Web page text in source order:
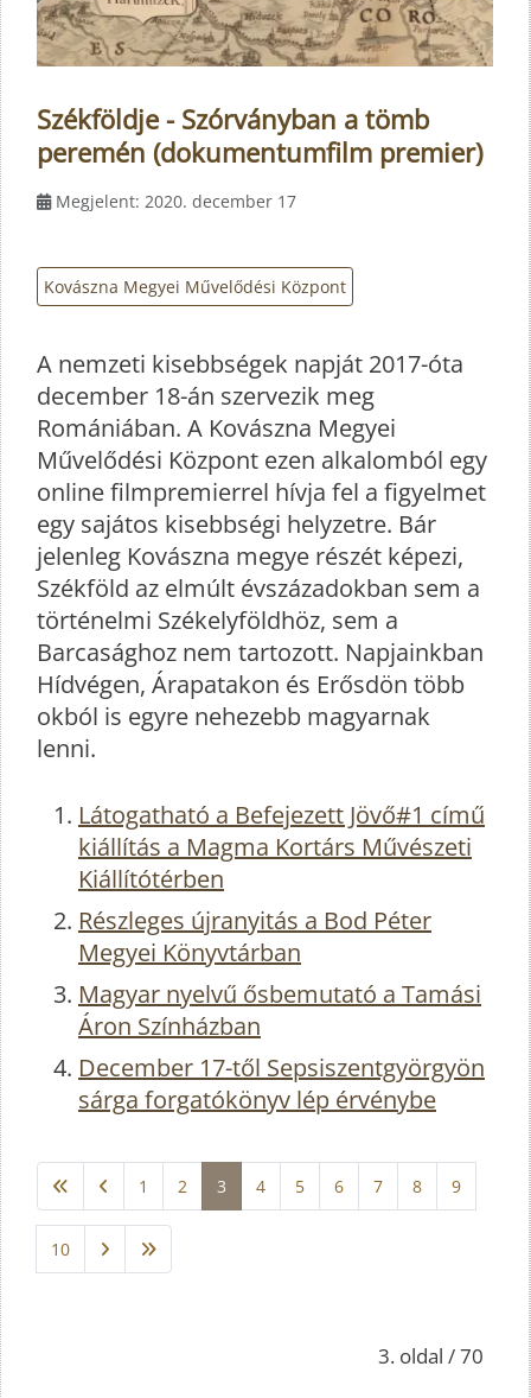
Székföldje - Szórványban a tömb
peremén (dokumentumfilm premier)
Megjelent: 2020. december 17
Kovászna Megyei Művelődési Központ
A nemzeti kisebbségek napját 2017-óta
‪december 18-án szervezik meg
Romániában. A Kovászna Megyei
Művelődési Központ ezen alkalomból egy
online filmpremierrel hívja fel a figyelmet
egy sajátos kisebbségi helyzetre. Bár
jelenleg Kovászna megye részét képezi,
Székföld az elmúlt évszázadokban sem a
történelmi Székelyföldhöz, sem a
Barcasághoz nem tartozott. Napjainkban
Hídvégen, Árapatakon és Erősdön több
okból is egyre nehezebb magyarnak
lenni.
Látogatható a Befejezett Jövő#1 című
kiállítás a Magma Kortárs Művészeti
Kiállítótérben
Részleges újranyitás a Bod Péter
Megyei Könyvtárban
Magyar nyelvű ősbemutató a Tamási
Áron Színházban
December 17-től Sepsiszentgyörgyön
sárga forgatókönyv lép érvénybe
3. oldal / 70
1 2 3 4 5 6 7 8 9
10